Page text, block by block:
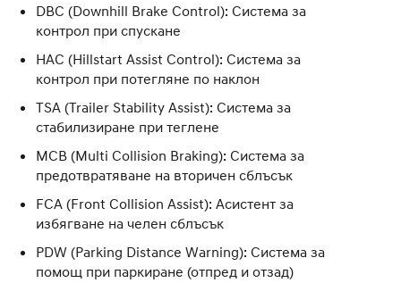
DBC (Downhill Brake Control): Система за
контрол при спускане
HAC (Hillstart Assist Control): Система за
контрол при потегляне по наклон
TSA (Trailer Stability Assist): Система за
стабилизиране при теглене
MCB (Multi Collision Braking): Система за
предотвратяване на вторичен сблъсък
FCA (Front Collision Assist): Асистент за
избягване на челен сблъсък
PDW (Parking Distance Warning): Система за
помощ при паркиране (отпред и отзад)